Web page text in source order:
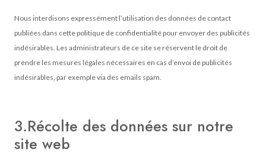
Nous interdisons expressément l’utilisation des données de contact
publiées dans cette politique de confidentialité pour envoyer des publicités
indésirables. Les administrateurs de ce site se réservent le droit de
prendre les mesures légales nécessaires en cas d’envoi de publicités
indésirables, par exemple via des emails spam.
3.Récolte des données sur notre
site web